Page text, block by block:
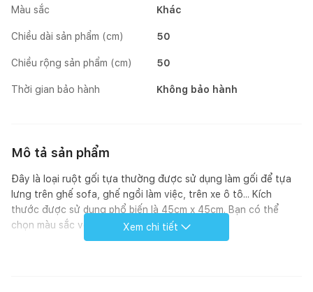
Màu sắc Khác
Chiều dài sản phẩm (cm) 50
Chiều rộng sản phẩm (cm) 50
Thời gian bảo hành Không bảo hành
Mô tả sản phẩm
Đây là loại ruột gối tựa thường được sử dụng làm gối để tựa
lưng trên ghế sofa, ghế ngồi làm việc, trên xe ô tô... Kích
thước được sử dụng phổ biến là 45cm x 45cm. Bạn có thể
chọn màu sắc vỏ gối trong các bộ chăn ga.
Xem chi tiết